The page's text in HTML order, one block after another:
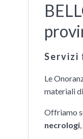
Servizi
Le
materiali
Offriamo
necrologi,